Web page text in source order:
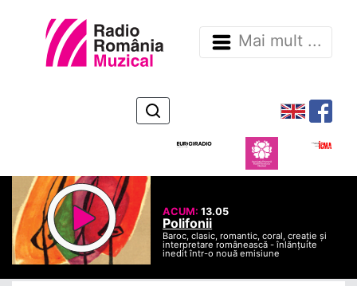
Mai mult ...
ACUM:13.05
Polifonii
Baroc, clasic, romantic, coral, creație și
interpretare românească - înlănțuite
inedit într-o nouă emisiune